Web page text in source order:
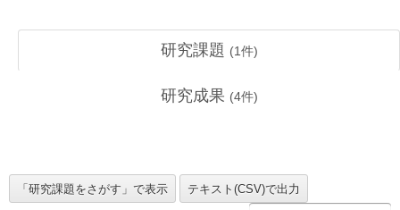
研究課題 (1件)
研究成果 (4件)